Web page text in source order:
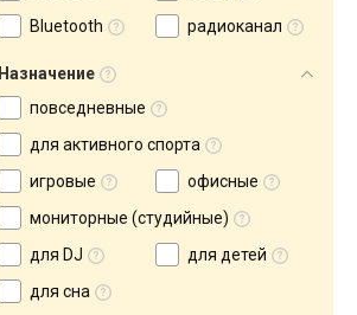
Bluetooth
радиоканал
Назначение
повседневные
для активного спорта
игровые
офисные
мониторные (студийные)
для DJ
для детей
для сна